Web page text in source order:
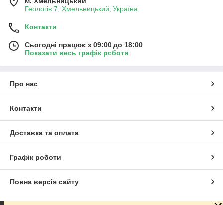
Геологів 7, Хмельницький, Україна
Контакти
Сьогодні працює з 09:00 до 18:00
Показати весь графік роботи
Про нас
Контакти
Доставка та оплата
Графік роботи
Повна версія сайту